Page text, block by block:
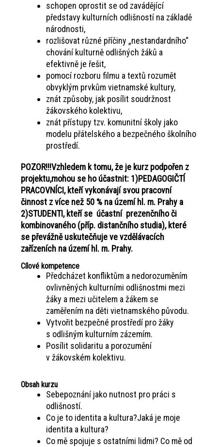
schopen oprostit se od zavádějící
představy kulturních odlišností na základě
národnosti,
rozlišovat různé příčiny „nestandardního“
chování kulturně odlišných žáků a
efektivně je řešit,
pomocí rozboru filmu a textů rozumět
obvyklým prvkům vietnamské kultury,
znát způsoby, jak posílit soudržnost
žákovského kolektivu,
znát přístupy tzv. komunitní školy jako
modelu přátelského a bezpečného školního
prostředí.
POZOR!!!Vzhledem k tomu, že je kurz podpořen z
projektu,mohou se ho účastnit: 1)PEDAGOGIČTÍ
PRACOVNÍCI, kteří vykonávají svou pracovní
činnost z více než 50 % na území hl. m. Prahy a
2)STUDENTI, kteří se účastní prezenčního či
kombinovaného (příp. distančního studia), které
se převážně uskutečňuje ve vzdělávacích
zařízeních na území hl. m. Prahy.
Cílové kompetence
Předcházet konfliktům a nedorozuměním
ovlivněných kulturními odlišnostmi mezi
žáky a mezi učitelem a žákem se
zaměřením na děti vietnamského původu.
Vytvořit bezpečné prostředí pro žáky
s odlišným kulturním zázemím.
Posílit solidaritu a porozumění
v žákovském kolektivu.
Obsah kurzu
Sebepoznání jako nutnost pro práci s
odlišností.
Co je to identita a kultura?Jaká je moje
identita a kultura?
Co mě spojuje s ostatními lidmi? Co mě od